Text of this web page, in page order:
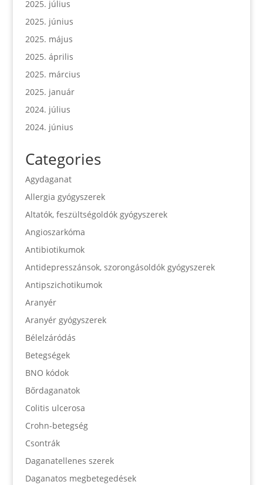
2025. július
2025. június
2025. május
2025. április
2025. március
2025. január
2024. július
2024. június
Categories
Agydaganat
Allergia gyógyszerek
Altatók, feszültségoldók gyógyszerek
Angioszarkóma
Antibiotikumok
Antidepresszánsok, szorongásoldók gyógyszerek
Antipszichotikumok
Aranyér
Aranyér gyógyszerek
Bélelzáródás
Betegségek
BNO kódok
Bőrdaganatok
Colitis ulcerosa
Crohn-betegség
Csontrák
Daganatellenes szerek
Daganatos megbetegedések